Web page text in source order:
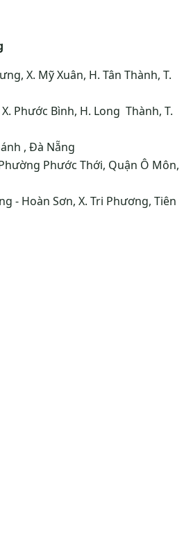
X. Mỹ Xuân, H. Tân Thành, T.
Phước Bình, H. Long Thành, T.
, Đà Nẵng
Phước Thới, Quận Ô Môn,
- Hoàn Sơn, X. Tri Phương, Tiên